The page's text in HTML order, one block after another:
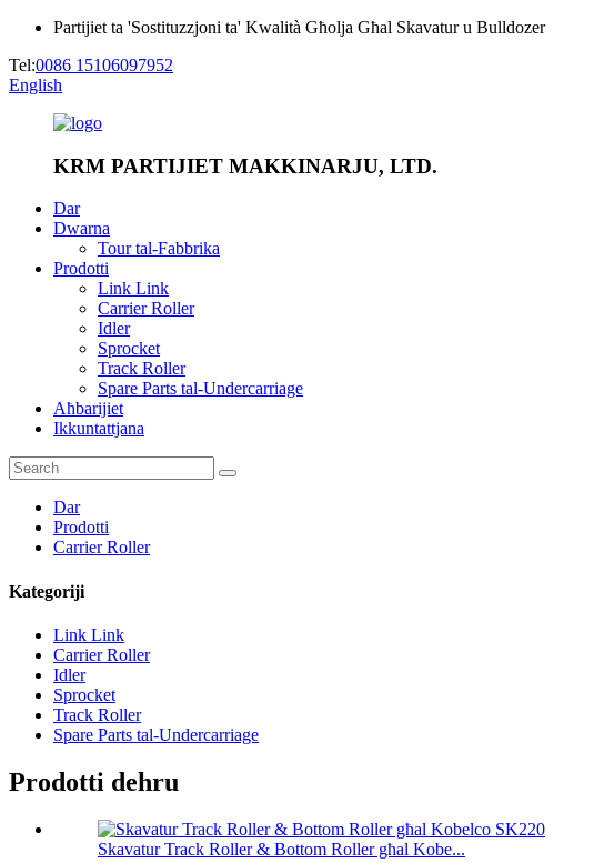
Partijiet ta 'Sostituzzjoni ta' Kwalità Għolja Għal Skavatur u Bulldozer
Tel:0086 15106097952
English
KRM PARTIJIET MAKKINARJU, LTD.
Dar
Dwarna
Tour tal-Fabbrika
Prodotti
Link Link
Carrier Roller
Idler
Sprocket
Track Roller
Spare Parts tal-Undercarriage
Aħbarijiet
Ikkuntattjana
Dar
Prodotti
Carrier Roller
Kategoriji
Link Link
Carrier Roller
Idler
Sprocket
Track Roller
Spare Parts tal-Undercarriage
Prodotti dehru
Skavatur Track Roller & Bottom Roller għal Kobe...